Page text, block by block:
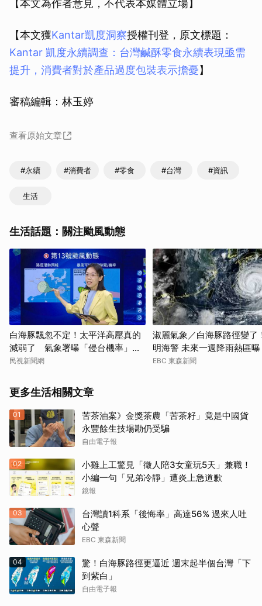
【本文為作者意見，不代表本媒體立場】
【本文獲Kantar凱度洞察授權刊登，原文標題：
Kantar 凱度永續調查：台灣鹹酥零食永續表現亟需
提升，消費者對於產品過度包裝表示擔憂】
審稿編輯：林玉婷
查看原始文章
#永續 #消費者 #零食 #台灣 #資訊
生活
生活話題：關注颱風動態
白海豚飄忽不定！太平洋高壓真的
減弱了 氣象署曝「侵台機率」這
樣說
民視新聞網
淑麗氣象／白海豚路徑變了
明海警 未來一週降雨熱區曝
EBC 東森新聞
更多生活相關文章
01
苦茶油案》金獎茶農「苦茶籽」竟是中國貨
永豐餘生技場勘仍受騙
自由電子報
02
小雞上工驚見「徵人陪3女童玩5天」兼職！
小編一句「兄弟冷靜」遭炎上急道歉
鏡報
03
台灣讀1科系「後悔率」高達56% 過來人吐
心聲
EBC 東森新聞
04
驚！白海豚路徑更逼近 週末起半個台灣「下
到紫白」
自由電子報